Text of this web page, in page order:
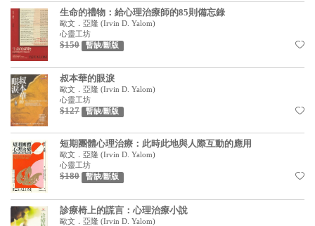
見證／傳記
文藝／勵志
精選影音
其他
禮品專區
得獎作品推介
暢銷榜
中文二手書
生命的禮物：給心理治療師的85則備忘錄
歐文．亞隆 (Irvin D. Yalom)
心靈工坊
$150 暫缺/斷版
叔本華的眼淚
歐文．亞隆 (Irvin D. Yalom)
心靈工坊
$127 暫缺/斷版
短期團體心理治療：此時此地與人際互動的應用
歐文．亞隆 (Irvin D. Yalom)
心靈工坊
$180 暫缺/斷版
診療椅上的謊言：心理治療小說
歐文．亞隆 (Irvin D. Yalom)